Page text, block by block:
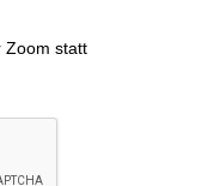
Zoom statt